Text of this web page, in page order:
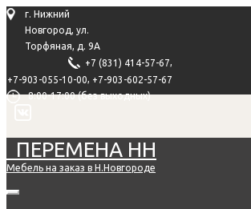
г. Нижний
Новгород, ул.
Торфяная, д. 9А
+7 (831) 414-57-67,
+7-903-055-10-00, +7-903-602-57-67
8:00-17:00 (без выходных)
ПЕРЕМЕНА НН
Мебель на заказ в Н.Новгороде